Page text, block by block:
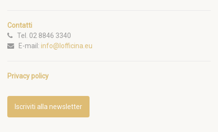
Contatti
Tel. 02 8846 3340
E-mail: info@lofficina.eu
Privacy policy
Iscriviti alla newsletter